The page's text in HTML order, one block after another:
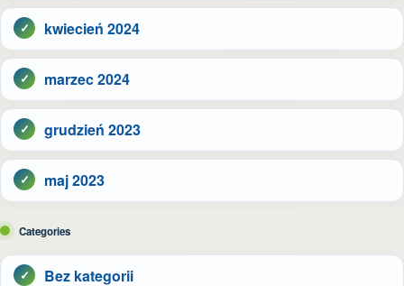
kwiecień 2024
marzec 2024
grudzień 2023
maj 2023
Categories
Bez kategorii